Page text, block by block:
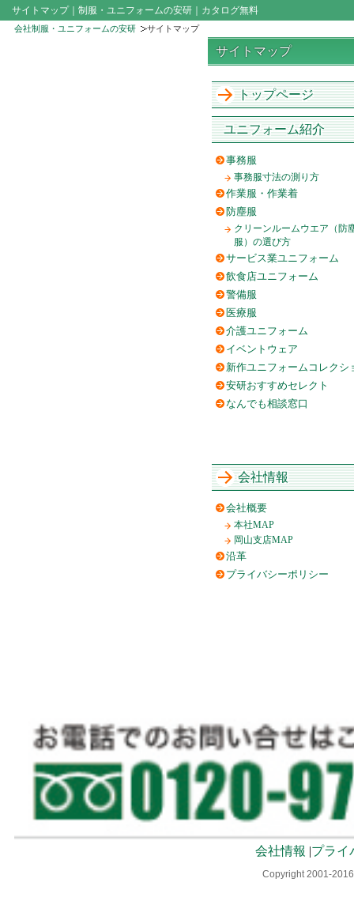
サイトマップ｜制服・ユニフォームの安研｜カタログ無料
会社制服・ユニフォームの安研 サイトマップ
サイトマップ
トップページ
ユニフォーム紹介
事務服
事務服寸法の測り方
作業服・作業着
防塵服
クリーンルームウエア（防
服）の選び方
サービス業ユニフォーム
飲食店ユニフォーム
警備服
医療服
介護ユニフォーム
イベントウェア
新作ユニフォームコレクシ
安研おすすめセレクト
なんでも相談窓口
会社情報
会社概要
本社MAP
岡山支店MAP
沿革
プライバシーポリシー
会社情報 |プライ
Copyright 2001-